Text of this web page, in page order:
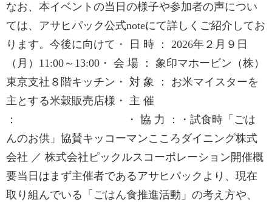
なお、本イベントの当日の様子や参加者の声につい
ては、アサヒパック公式noteにて詳しくご紹介してお
ります。今後に向けて・ 日 時 ： 2026年２月９日
（月）11:00～13:00・ 会 場 ： 象印マホービン（株）
東京支社８階キッチン・ 対 象 ： お米マイスターを
主とする米穀販売店様・ 主 催
： ・ 協 力 ：・試食時「ごは
んのお供」協賛キッコーマンこころダイニング株式
会社 ／ 株式会社ピックルスコーポレーション開催概
要当日はまず主催者であるアサヒパックより、現在
取り組んでいる「ごはん食推進活動」の考え方や、